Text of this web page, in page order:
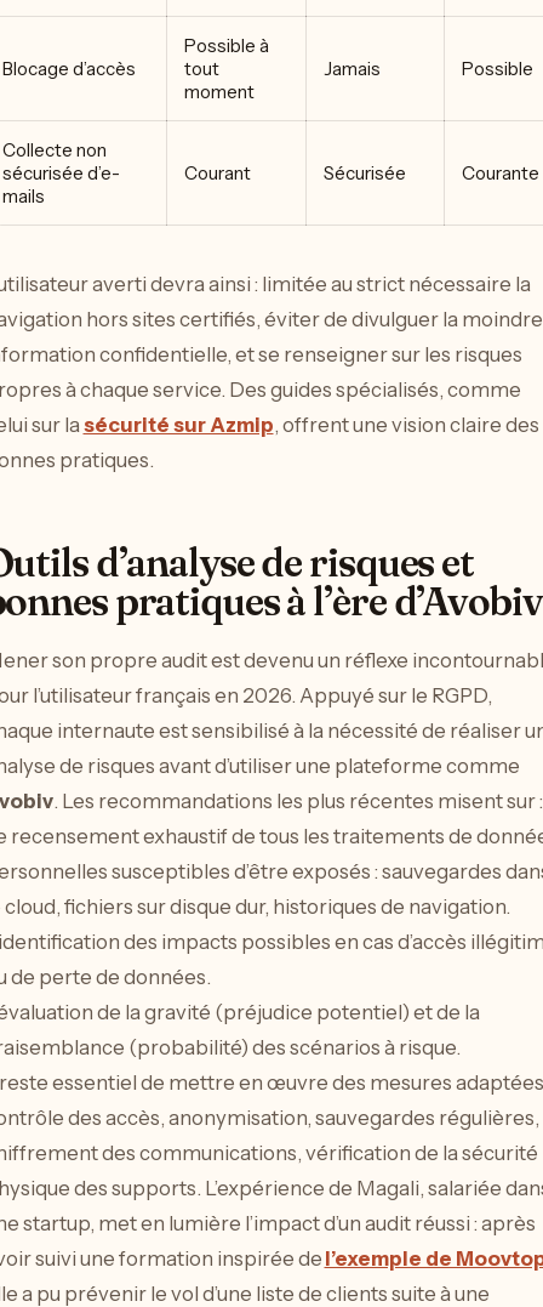
Blocage d’accès
Possible à
tout
moment
Jamais Possible
Collecte non
sécurisée d’e-
mails
Courant Sécurisée Courante
averti devra ainsi : limitée au strict nécessaire la
hors sites certifiés, éviter de divulguer la moindre
confidentielle, et se renseigner sur les risques
à chaque service. Des guides spécialisés, comme
sur la sécurité sur Azmip, offrent une vision claire des
pratiques.
d’analyse de risques et
pratiques à l’ère d’Avobiv
son propre audit est devenu un réflexe
l’utilisateur français en 2026. Appuyé sur le RGPD,
internaute est sensibilisé à la nécessité de réaliser
de risques avant d’utiliser une plateforme comme
. Les recommandations les plus récentes misent sur :
recensement exhaustif de tous les traitements de
susceptibles d’être exposés : sauvegardes
cloud, fichiers sur disque dur, historiques de navigation.
des impacts possibles en cas d’accès
de perte de données.
de la gravité (préjudice potentiel) et de la
(probabilité) des scénarios à risque.
essentiel de mettre en œuvre des mesures
des accès, anonymisation, sauvegardes régulières,
des communications, vérification de la sécurité
des supports. L’expérience de Magali, salariée
startup, met en lumière l’impact d’un audit réussi : après
suivi une formation inspirée de l’exemple de
a pu prévenir le vol d’une liste de clients suite à une